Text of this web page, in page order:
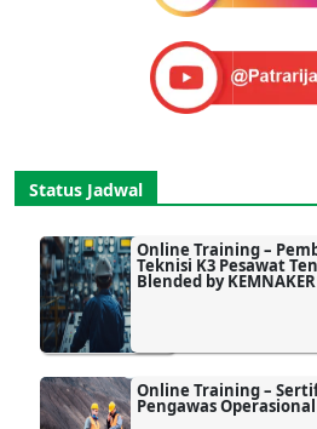
Status Jadwal
Online Training –
Teknisi K3 Pesawat
Blended by
Online Training –
Pengawas